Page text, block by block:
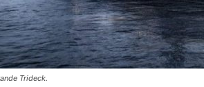
Trideck.